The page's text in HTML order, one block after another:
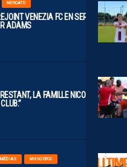
MERCATO
VENEZIA FC EN SERIE A
ADAMS
LA FAMILLE NICOLLIN A
MÉDIAS MHSC-DFCO